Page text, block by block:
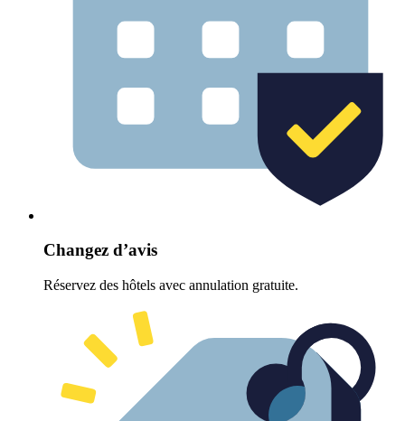
Changez d’avis
Réservez des hôtels avec annulation gratuite.